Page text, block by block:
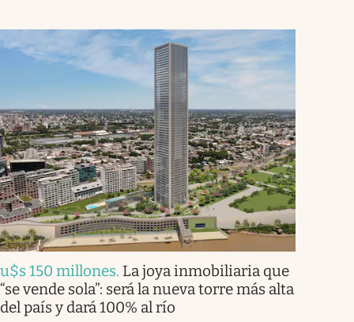
u$s 150 millones. La joya inmobiliaria que
“se vende sola”: será la nueva torre más alta
del país y dará 100% al río